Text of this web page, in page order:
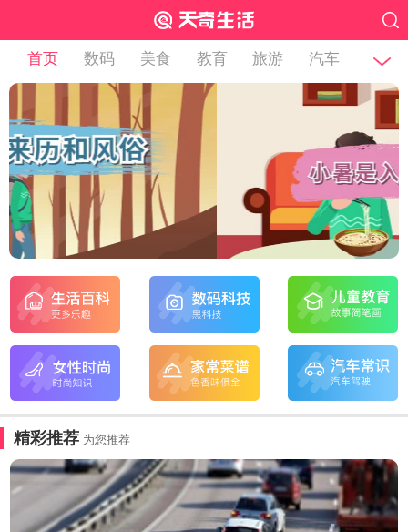
首页 数码 美食 教育 旅游 汽车
精彩推荐 为您推荐